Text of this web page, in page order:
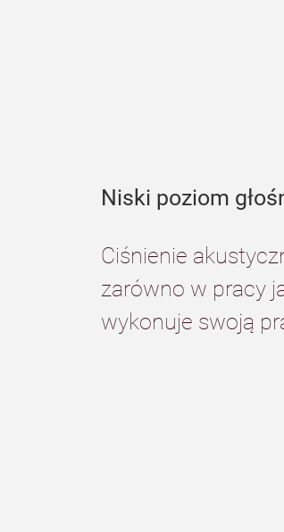
Niski poziom
Ciśnienie
zarówno w pracy
wykonuje swoją